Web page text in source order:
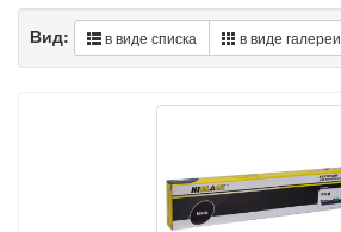
Вид: в виде списка в виде галереи